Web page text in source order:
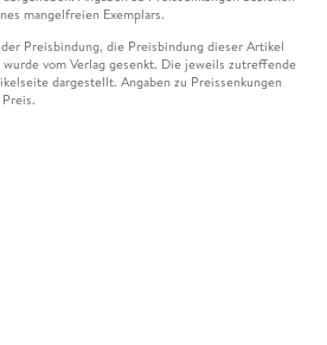
mangelfreien Exemplars.
Preisbindung, die Preisbindung dieser Artikel
vom Verlag gesenkt. Die jeweils zutreffende
dargestellt. Angaben zu Preissenkungen